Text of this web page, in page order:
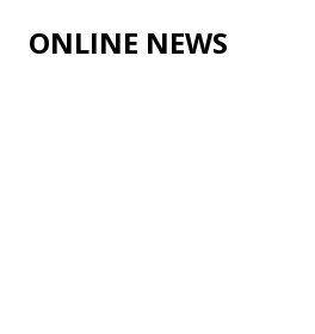
Skip to main
ONLINE NEWS